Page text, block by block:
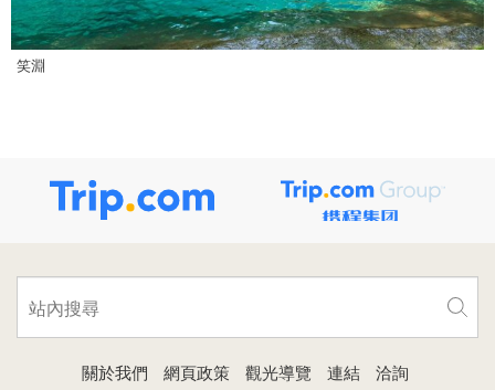
笑淵
關於我們 網頁政策 觀光導覽 連結 洽詢